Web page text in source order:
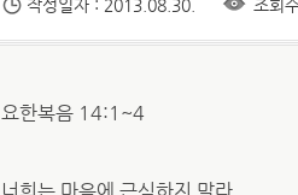
작성일자 : 2013.08.30. 조회
요한복음 14:1~4